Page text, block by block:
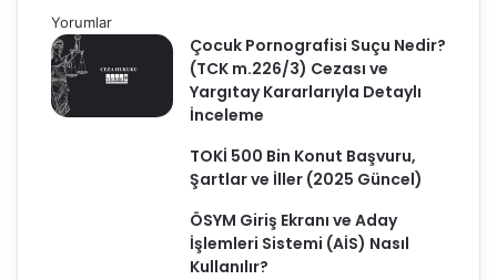
Yorumlar
Çocuk Pornografisi Suçu Nedir?
(TCK m.226/3) Cezası ve
Yargıtay Kararlarıyla Detaylı
İnceleme
TOKİ 500 Bin Konut Başvuru,
Şartlar ve İller (2025 Güncel)
ÖSYM Giriş Ekranı ve Aday
İşlemleri Sistemi (AİS) Nasıl
Kullanılır?